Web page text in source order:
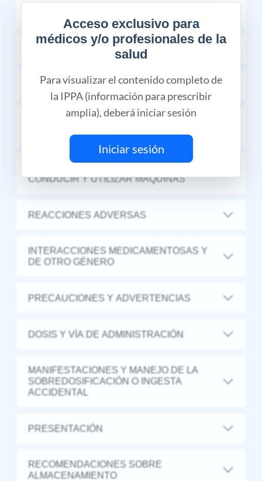
Acceso exclusivo para
médicos y/o profesionales de la
salud
Para visualizar el contenido completo de
la IPPA (información para prescribir
amplia), deberá iniciar sesión
Iniciar sesión
INDICACIONES TERAPÉUTICAS
CONTRAINDICACIONES
RESTRICCIONES DE USO DURANTE EL
CONDUCIR Y UTILIZAR MÁQUINAS
REACCIONES ADVERSAS
INTERACCIONES MEDICAMENTOSAS Y
DE OTRO GÉNERO
PRECAUCIONES Y ADVERTENCIAS
DOSIS Y VÍA DE ADMINISTRACIÓN
MANIFESTACIONES Y MANEJO DE LA
SOBREDOSIFICACIÓN O INGESTA
ACCIDENTAL
PRESENTACIÓN
RECOMENDACIONES SOBRE
ALMACENAMIENTO